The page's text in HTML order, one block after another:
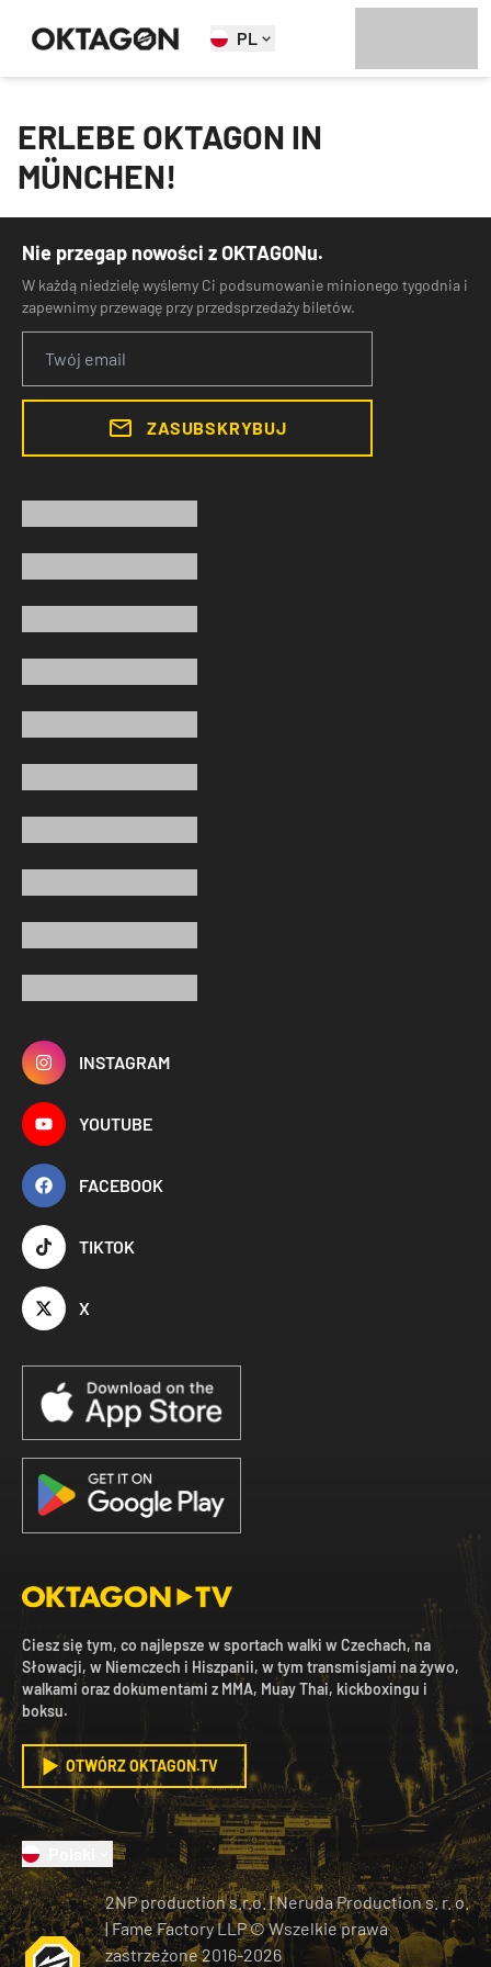
PL
ERLEBE OKTAGON IN
MÜNCHEN!
Nie przegap nowości z OKTAGONu.
W każdą niedzielę wyślemy Ci podsumowanie minionego tygodnia i
zapewnimy przewagę przy przedsprzedaży biletów.
ZASUBSKRYBUJ
INSTAGRAM
YOUTUBE
FACEBOOK
TIKTOK
X
Ciesz się tym, co najlepsze w sportach walki w Czechach, na
Słowacji, w Niemczech i Hiszpanii, w tym transmisjami na żywo,
walkami oraz dokumentami z MMA, Muay Thai, kickboxingu i
boksu.
OTWÓRZ OKTAGON.TV
2NP production s.r.o.|Neruda Production s. r. o.
| Fame Factory LLP © Wszelkie prawa
zastrzeżone2016-2026